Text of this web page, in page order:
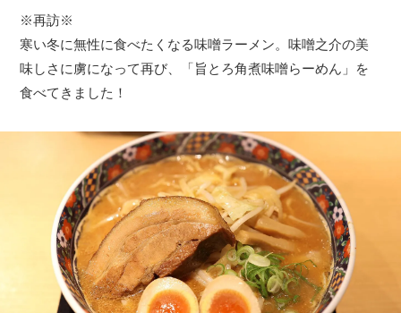
※再訪※
寒い冬に無性に食べたくなる味噌ラーメン。味噌之介の美
味しさに虜になって再び、「旨とろ角煮味噌らーめん」を
食べてきました！